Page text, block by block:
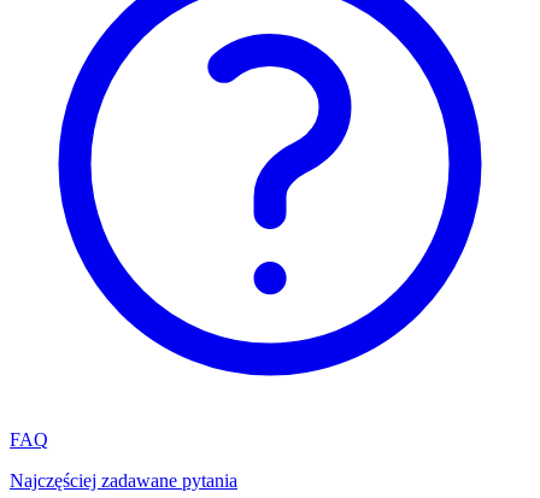
FAQ
Najczęściej zadawane pytania